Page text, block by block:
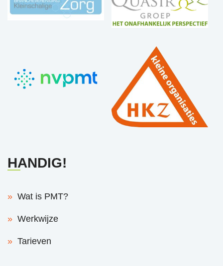
HANDIG!
Wat is PMT?
Werkwijze
Tarieven